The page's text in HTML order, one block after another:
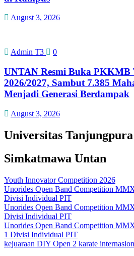
August 3, 2026
Admin T3 0
UNTAN Resmi Buka PKKMB
2026/2027, Sambut 7.385
Menjadi Generasi Berdampak
August 3, 2026
Universitas Tanjungpura
Simkatmawa Untan
Youth Innovator Competition 2026
Unorides Open Band Competition
Divisi Individual PIT
Unorides Open Band Competition
Divisi Individual PIT
Unorides Open Band Competition
1 Divisi Individual PIT
kejuaraan DIY Open 2 karate